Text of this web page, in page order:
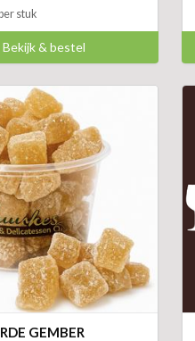
stuk
Bekijk & bestel
GEMBER